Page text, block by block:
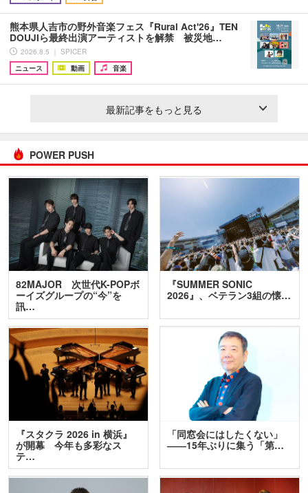
熊本県人吉市の野外音楽フェス『Rural Act'26』TEN
DOUJIら最終出演アーティストを解禁 被災地…
2026.8.5 ｜ SPICER
ニュース
動画 音楽
最新記事をもっと見る
POWER PUSH
82MAJOR 次世代K-POPボ
ーイズグループの“今”を
訊…
『SUMMER SONIC
2026』、ベテラン3組の懐…
『スタクラ 2026 in 横浜』
が開幕 今年も多彩なス
テ…
「同窓会にはしたくない」
――15年ぶりに集う「第…